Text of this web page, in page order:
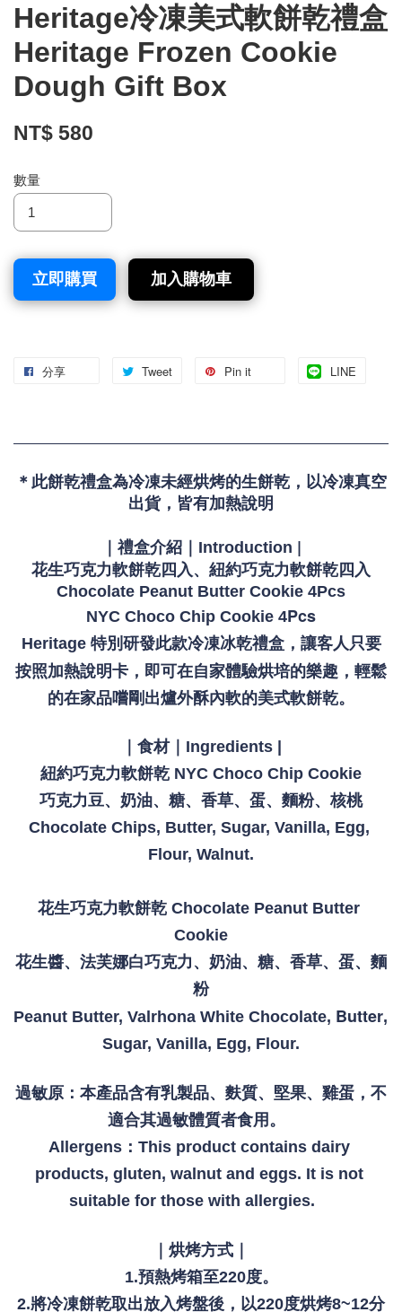
Heritage冷凍美式軟餅乾禮盒
Heritage Frozen Cookie
Dough Gift Box
NT$ 580
數量
立即購買 加入購物車
分享 Tweet Pin it LINE
＊此餅乾禮盒為冷凍未經烘烤的生餅乾，以冷凍真空
出貨，皆有加熱說明
｜禮盒介紹｜Introduction |
花生巧克力軟餅乾四入、紐約巧克力軟餅乾四入
Chocolate Peanut Butter Cookie 4Pcs
NYC Choco Chip Cookie 4Pcs
Heritage 特別研發此款冷凍冰乾禮盒，讓客人只要
按照加熱說明卡，即可在自家體驗烘培的樂趣，輕鬆
的在家品嚐剛出爐外酥內軟的美式軟餅乾。
｜食材｜Ingredients |
紐約巧克力軟餅乾 NYC Choco Chip Cookie
巧克力豆、奶油、糖、香草、蛋、麵粉、核桃
Chocolate Chips, Butter, Sugar, Vanilla, Egg,
Flour, Walnut.
花生巧克力軟餅乾 Chocolate Peanut Butter
Cookie
花生醬、法芙娜白巧克力、奶油、糖、香草、蛋、麵
粉
Peanut Butter, Valrhona White Chocolate, Butter,
Sugar, Vanilla, Egg, Flour.
過敏原：本產品含有乳製品、麩質、堅果、雞蛋， 不
適合其過敏體質者食用 。
Allergens：This product contains dairy
products, gluten, walnut and eggs. It is not
suitable for those with allergies.
｜烘烤方式｜
1.預熱烤箱至220度。
2.將冷凍餅乾取出放入烤盤後，以220度烘烤8~12分